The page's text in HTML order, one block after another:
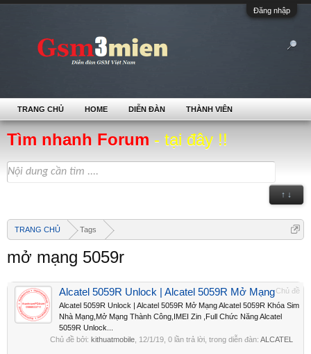
Đăng nhập
Tìm nhanh Forum - tại đây !!
↑ ↓
TRANG CHỦ Tags
mở mạng 5059r
Chủ đề
Alcatel 5059R Unlock | Alcatel 5059R Mở Mạng
Alcatel 5059R Unlock | Alcatel 5059R Mở Mạng Alcatel 5059R Khóa Sim
Nhà Mạng,Mở Mạng Thành Công,IMEI Zin ,Full Chức Năng Alcatel
5059R Unlock...
Chủ đề bởi: kithuatmobile 12/1/19 , 0 lần trả lời, trong diễn đàn: ALCATEL
TRANG CHỦ HOME DIỄN ĐÀN THÀNH VIÊN